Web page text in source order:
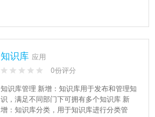
知识库 应用
0份评分
知识库管理 新增：知识库用于发布和管理知
识，满足不同部门下可拥有多个知识库 新
增：知识库分类，用于知识库进行分类管